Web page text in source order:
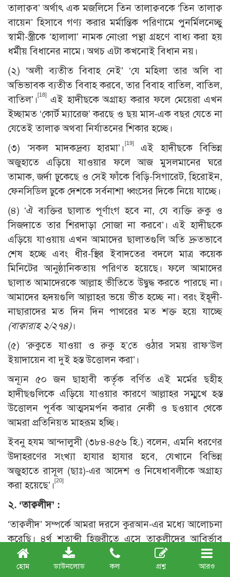
হোম ডাউনলোড কল প্রশ্ন আরও
তালাক্বব’ অর্থাৎ এক মজলিসে তিন তালাক্ববকে ‘তিন তালাক্ব
বায়েন’ হিসাবে গণ্য করার মর্মান্তিক পরিণামে পুনর্মিলনেচ্ছু
স্বামী-স্ত্রীকে ‘হালালা’ নামক নোংরা পন্থা গ্রহণে বাধ্য করা হয়
ধর্মীয় বিধানের নামে। অথচ এটা কখনোই বিধান নয়।
(২) ‘অলী ব্যতীত বিবাহ নেই’ ‘যে মহিলা তার অলি বা
অভিভাবক ব্যতীত বিবাহ করবে, তার বিবাহ বাতিল, বাতিল,
বাতিল’।[18] এই হাদীছকে অগ্রাহ্য করার ফলে মেয়েরা এখন
ইচ্ছামত ‘কোর্ট ম্যারেজ’ করছে ও ছয় মাস-এক বছর যেতে না
যেতেই তালাক্ব অথবা নির্যাতনের শিকার হচ্ছে।
(৩) ‘সকল মাদকদ্রব্য হারমা’।[19]এই হাদীছকে বিভিন্ন
অজুহাতে এড়িয়ে যাওয়ার ফলে আজ মুসলমানের ঘরে
তামাক, জর্দা ঢুকেছে ও সেই ফাঁকে বিড়ি-সিগারেট, হিরোইন,
ফেনসিডিল ঢুকে দেশকে সর্বনাশা ধ্বংসের দিকে নিয়ে যাচ্ছে।
(৪) ‘ঐ ব্যক্তির ছালাত পূর্ণাংগ হবে না, যে ব্যক্তি রুকু ও
সিজদাতে তার শিরদাড়া সোজা না করবে’। এই হাদীছকে
এড়িয়ে যাওয়ায় এখন আমাদের ছালাতগুলি অতি দ্রুতভাবে
শেষ হচ্ছে এবং ধীর-স্থির ইবাদতের বদলে মাত্র কয়েক
মিনিটের আনুষ্ঠানিকতায় পরিণত হয়েছে। ফলে আমাদের
ছালাত আমাদেরকে আল্লাহ ভীতিতে উদ্বুদ্ধ করতে পারছে না।
আমাদের হৃদয়গুলি আল্লাহর ভয়ে ভীত হচ্ছে না। বরং ইহূদী-
নাছারাদের মত দিন দিন পাথরের মত শক্ত হয়ে যাচ্ছে
(বাক্বারাহ ২/২৭৪)।
(৫) ‘রুকুতে যাওয়া ও রুকু হ’তে ওঠার সময় রাফ‘উল
ইয়াদায়েন বা দুই হস্ত উত্তোলন করা’।
অন্যূন ৫০ জন ছাহাবী কর্তৃক বর্ণিত এই মর্মের ছহীহ
হাদীছগুলিকে এড়িয়ে যাওয়ার কারণে আল্লাহর সম্মুখে হস্ত
উত্তোলন পূর্বক আত্মসমর্পন করার নেকী ও ছওয়াব থেকে
আমরা প্রতিনিয়ত মাহরূম হচ্ছি।
ইবনু হযম আন্দালুসী (৩৮৪-৪৫৬ হি.) বলেন, এমনি ধরণের
উদাহরণের সংখ্যা হাযার হাযার হবে, যেখানে বিভিন্ন
অজুহাতে রাসূল (ছাঃ)-এর আদেশ ও নিষেধাবলীকে অগ্রাহ্য
করা হয়েছে’।[20]
২. ‘তাক্বলীদ’ :
‘তাক্বলীদ’ সম্পর্কে আমরা দরসে কুরআন-এর মধ্যে আলোচনা
করেছি। ৪র্থ শতাব্দী হিজরীতে এসে তাক্বলীদের আবির্ভাব
ঘটে এবং মুসলিম উম্মাহকে হাদীছের অনুসরণের বদলে
ব্যক্তির অনুসরণে উদ্বুদ্ধ করে। অথচ ইমাম আবু হানীফা (রহঃ)